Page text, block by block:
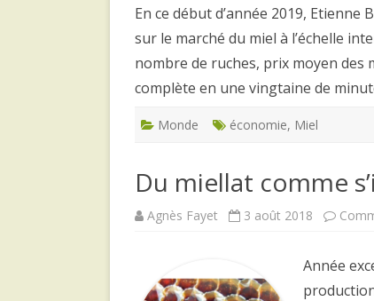
En ce début d’année 2019,
sur le marché du miel à l’échelle
nombre de ruches, prix moyen des
complète en une vingtaine de
Monde économie, Miel
Du miellat comme
Agnès Fayet 3 août 2018
Année